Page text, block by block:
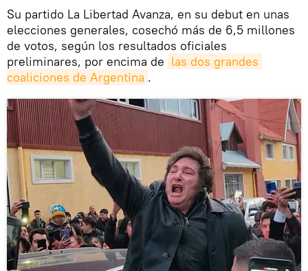
Su partido La Libertad Avanza, en su debut en unas
elecciones generales, cosechó más de 6,5 millones
de votos, según los resultados oficiales
preliminares, por encima de las dos grandes
coaliciones de Argentina .